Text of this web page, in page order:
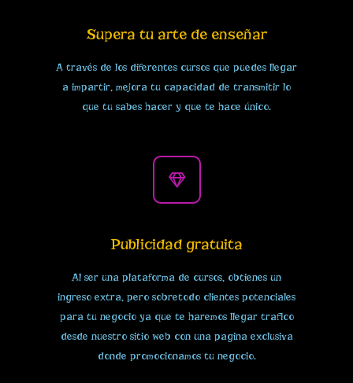
Supera tu arte de enseñar
A través de los diferentes cursos que puedes llegar
a impartir, mejora tu capacidad de transmitir lo
que tu sabes hacer y que te hace único.
Publicidad gratuita
Al ser una plataforma de cursos, obtienes un
ingreso extra, pero sobretodo clientes potenciales
para tu negocio ya que te haremos llegar trafico
desde nuestro sitio web con una pagina exclusiva
donde promocionamos tu negocio.